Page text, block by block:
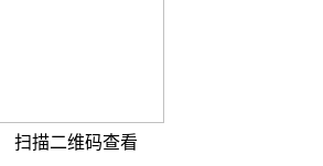
扫描二维码查看